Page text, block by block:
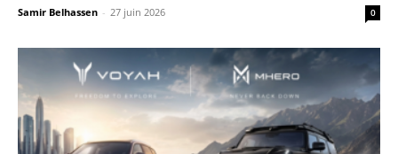
Samir Belhassen - 27 juin 2026 0